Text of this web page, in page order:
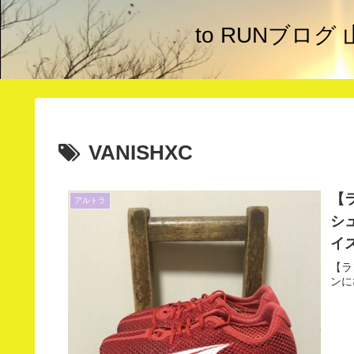
to RUNブログ
VANISHXC
アルトラ
シ
イ
【
ン